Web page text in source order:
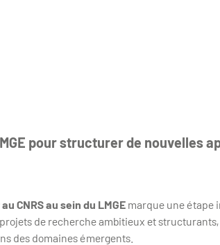
pour structurer de nouvelles
CNRS au sein du LMGE marque une étape
de recherche ambitieux et
des domaines émergents.